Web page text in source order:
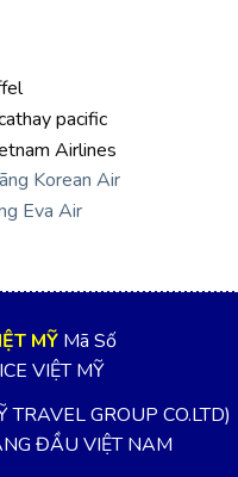
GROUP CO.LTD)
ĐẦU VIỆT NAM
Phường Tân Sơn Nhì,
Phú cũ)
Phường Tân Thuận,
088